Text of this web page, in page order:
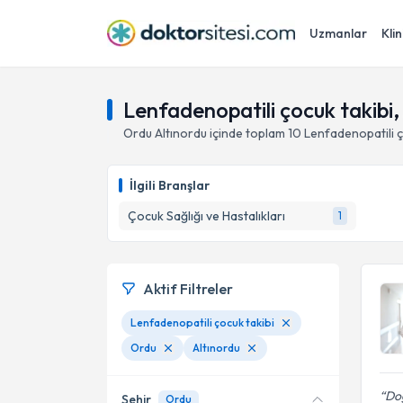
Uzmanlar
Lenfadenopatili çocuk takibi,
Ordu Altınordu içinde toplam 10 Lenfadenopatili
İlgili Branşlar
Çocuk Sağlığı ve Hastalıkları
1
Aktif Filtreler
Lenfadenopatili çocuk takibi
Ordu
Altınordu
Şehir Ordu